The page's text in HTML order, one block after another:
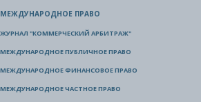
МЕЖДУНАРОДНОЕ ПРАВО
ЖУРНАЛ "КОММЕРЧЕСКИЙ АРБИТРАЖ"
МЕЖДУНАРОДНОЕ ПУБЛИЧНОЕ ПРАВО
МЕЖДУНАРОДНОЕ ФИНАНСОВОЕ ПРАВО
МЕЖДУНАРОДНОЕ ЧАСТНОЕ ПРАВО